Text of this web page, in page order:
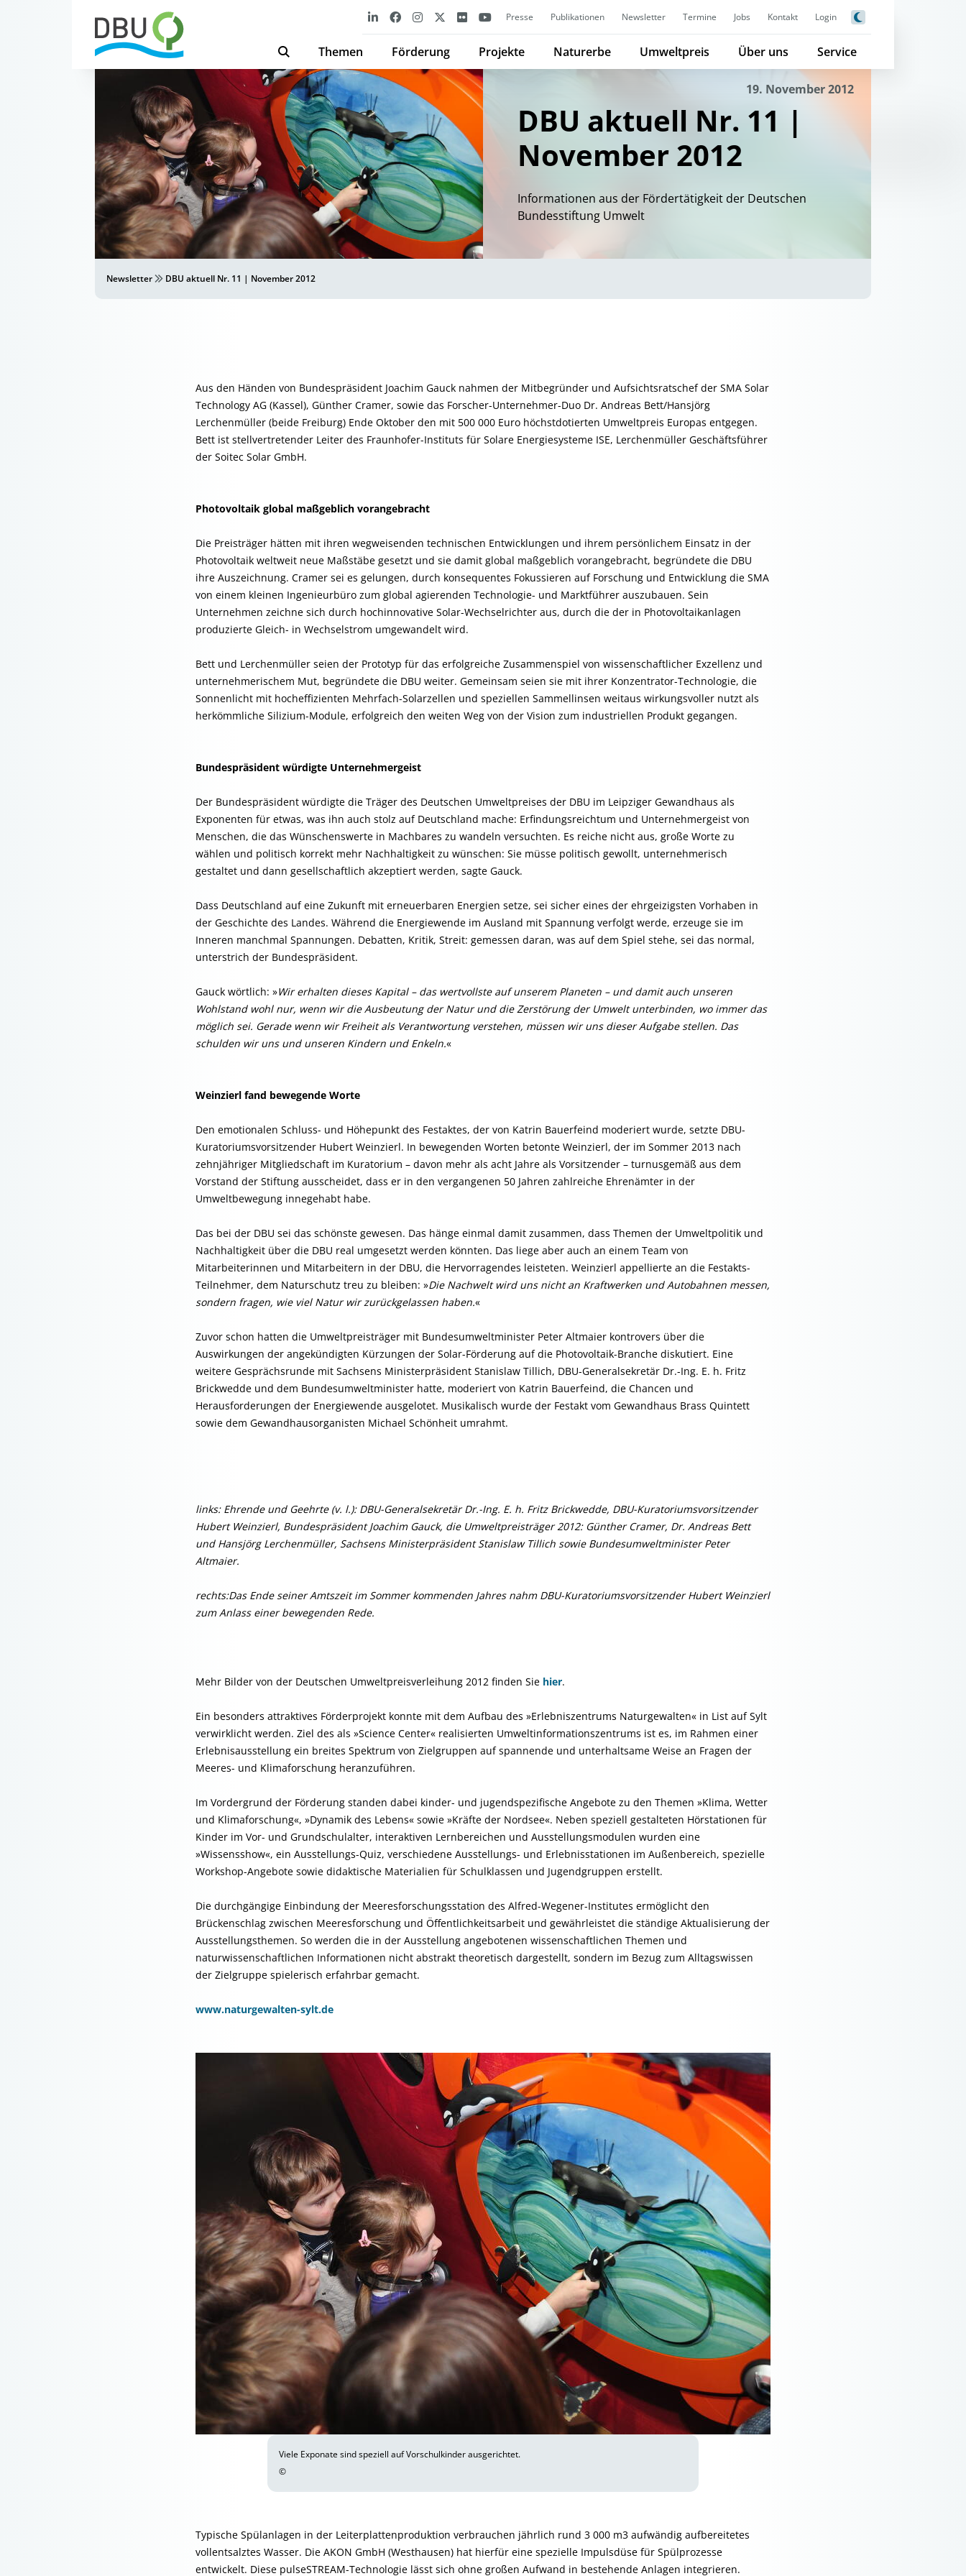
Presse Publikationen Newsletter Termine Jobs Kontakt Login
Themen Förderung Projekte Naturerbe Umweltpreis Über uns Service
19. November 2012
DBU aktuell Nr. 11 |
November 2012
Informationen aus der Fördertätigkeit der Deutschen
Bundesstiftung Umwelt
Newsletter DBU aktuell Nr. 11 | November 2012
Aus den Händen von Bundespräsident Joachim Gauck nahmen der Mitbegründer und Aufsichtsratschef der SMA Solar
Technology AG (Kassel), Günther Cramer, sowie das Forscher-Unternehmer-Duo Dr. Andreas Bett/Hansjörg
Lerchenmüller (beide Freiburg) Ende Oktober den mit 500 000 Euro höchstdotierten Umweltpreis Europas entgegen.
Bett ist stellvertretender Leiter des Fraunhofer-Instituts für Solare Energiesysteme ISE, Lerchenmüller Geschäftsführer
der Soitec Solar GmbH.
Photovoltaik global maßgeblich vorangebracht
Die Preisträger hätten mit ihren wegweisenden technischen Entwicklungen und ihrem persönlichem Einsatz in der
Photovoltaik weltweit neue Maßstäbe gesetzt und sie damit global maßgeblich vorangebracht, begründete die DBU
ihre Auszeichnung. Cramer sei es gelungen, durch konsequentes Fokussieren auf Forschung und Entwicklung die SMA
von einem kleinen Ingenieurbüro zum global agierenden Technologie- und Marktführer auszubauen. Sein
Unternehmen zeichne sich durch hochinnovative Solar-Wechselrichter aus, durch die der in Photovoltaikanlagen
produzierte Gleich- in Wechselstrom umgewandelt wird.
Bett und Lerchenmüller seien der Prototyp für das erfolgreiche Zusammenspiel von wissenschaftlicher Exzellenz und
unternehmerischem Mut, begründete die DBU weiter. Gemeinsam seien sie mit ihrer Konzentrator-Technologie, die
Sonnenlicht mit hocheffizienten Mehrfach-Solarzellen und speziellen Sammellinsen weitaus wirkungsvoller nutzt als
herkömmliche Silizium-Module, erfolgreich den weiten Weg von der Vision zum industriellen Produkt gegangen.
Bundespräsident würdigte Unternehmergeist
Der Bundespräsident würdigte die Träger des Deutschen Umweltpreises der DBU im Leipziger Gewandhaus als
Exponenten für etwas, was ihn auch stolz auf Deutschland mache: Erfindungsreichtum und Unternehmergeist von
Menschen, die das Wünschenswerte in Machbares zu wandeln versuchten. Es reiche nicht aus, große Worte zu
wählen und politisch korrekt mehr Nachhaltigkeit zu wünschen: Sie müsse politisch gewollt, unternehmerisch
gestaltet und dann gesellschaftlich akzeptiert werden, sagte Gauck.
Dass Deutschland auf eine Zukunft mit erneuerbaren Energien setze, sei sicher eines der ehrgeizigsten Vorhaben in
der Geschichte des Landes. Während die Energiewende im Ausland mit Spannung verfolgt werde, erzeuge sie im
Inneren manchmal Spannungen. Debatten, Kritik, Streit: gemessen daran, was auf dem Spiel stehe, sei das normal,
unterstrich der Bundespräsident.
Gauck wörtlich: »Wir erhalten dieses Kapital – das wertvollste auf unserem Planeten – und damit auch unseren
Wohlstand wohl nur, wenn wir die Ausbeutung der Natur und die Zerstörung der Umwelt unterbinden, wo immer das
möglich sei. Gerade wenn wir Freiheit als Verantwortung verstehen, müssen wir uns dieser Aufgabe stellen. Das
schulden wir uns und unseren Kindern und Enkeln.«
Weinzierl fand bewegende Worte
Den emotionalen Schluss- und Höhepunkt des Festaktes, der von Katrin Bauerfeind moderiert wurde, setzte DBU-
Kuratoriumsvorsitzender Hubert Weinzierl. In bewegenden Worten betonte Weinzierl, der im Sommer 2013 nach
zehnjähriger Mitgliedschaft im Kuratorium – davon mehr als acht Jahre als Vorsitzender – turnus­gemäß aus dem
Vorstand der Stiftung ausscheidet, dass er in den vergangenen 50 Jahren zahlreiche Ehrenämter in der
Umweltbewegung innegehabt habe.
Das bei der DBU sei das schönste gewesen. Das hänge einmal damit zusammen, dass Themen der Umweltpolitik und
Nachhaltigkeit über die DBU real umgesetzt werden könnten. Das liege aber auch an einem Team von
Mitarbeiterinnen und Mitarbeitern in der DBU, die Hervorragendes leisteten. Weinzierl appellierte an die Festakts-
Teilnehmer, dem Naturschutz treu zu bleiben: »Die Nachwelt wird uns nicht an Kraftwerken und Autobahnen messen,
sondern fragen, wie viel Natur wir zurückgelassen haben.«
Zuvor schon hatten die Umweltpreisträger mit Bundesumweltminister Peter Altmaier kontrovers über die
Auswirkungen der angekündigten Kürzungen der Solar-Förderung auf die Photovoltaik-Branche diskutiert. Eine
weitere Gesprächsrunde mit Sachsens Ministerpräsident Stanislaw Tillich, DBU-Generalsekretär Dr.-Ing. E. h. Fritz
Brickwedde und dem Bundesumweltminister hatte, moderiert von Katrin Bauerfeind, die Chancen und
Herausforderungen der Energiewende ausgelotet. Musikalisch wurde der Festakt vom Gewandhaus Brass Quintett
sowie dem Gewandhausorganisten Michael Schönheit umrahmt.
links: Ehrende und Geehrte (v. l.): DBU-Generalsekretär Dr.-Ing. E. h. Fritz Brickwedde, DBU-Kuratoriumsvorsitzender
Hubert Weinzierl, Bundes­präsident Joachim Gauck, die Umweltpreisträger 2012: Günther Cramer, Dr. Andreas Bett
und Hansjörg Lerchenmüller, Sachsens Ministerpräsident Stanislaw Tillich sowie Bundesumweltminister Peter
Altmaier.
rechts:Das Ende seiner Amtszeit im Sommer kommenden Jahres nahm DBU-Kuratoriumsvorsitzender Hubert Weinzierl
zum Anlass einer bewegenden Rede.
Mehr Bilder von der Deutschen Umweltpreisverleihung 2012 finden Sie hier.
Ein besonders attraktives Förderprojekt konnte mit dem Aufbau des »Erlebniszentrums Naturgewalten« in List auf Sylt
verwirklicht werden. Ziel des als »Science Center« realisierten Umwelt­informationszentrums ist es, im Rahmen einer
Erlebnisausstellung ein breites Spektrum von Zielgruppen auf spannende und unterhaltsame Weise an Fragen der
Meeres- und Klimaforschung heranzuführen.
Im Vordergrund der Förderung standen dabei kinder- und jugendspezifische Angebote zu den Themen »Klima, Wetter
und Klimaforschung«, »Dynamik des Lebens« sowie »Kräfte der Nordsee«. Neben speziell gestalteten Hörstationen für
Kinder im Vor- und Grundschulalter, interaktiven Lernbereichen und Ausstellungsmodulen wurden eine
»Wissensshow«, ein Ausstellungs-Quiz, verschiedene Ausstellungs- und Erlebnis­stationen im Außenbereich, spezielle
Workshop-Angebote sowie didaktische Materialien für Schulklassen und Jugend­gruppen erstellt.
Die durchgängige Einbindung der Meeresforschungsstation des Alfred-Wegener-Institutes ermöglicht den
Brückenschlag zwischen Meeres­forschung und Öffentlichkeitsarbeit und gewährleistet die ständige Aktualisierung der
Ausstellungsthemen. So werden die in der Ausstellung angebotenen wissenschaftlichen Themen und
naturwissenschaftlichen Informationen nicht abstrakt theoretisch dargestellt, sondern im Bezug zum Alltagswissen
der Zielgruppe spielerisch erfahrbar gemacht.
www.naturgewalten-sylt.de
Viele Exponate sind speziell auf Vorschulkinder ausgerichtet.
©
Typische Spülanlagen in der Leiterplatten­produktion verbrauchen jährlich rund 3 000 m3 aufwändig aufbereitetes
vollentsalztes Wasser. Die AKON GmbH (Westhausen) hat hierfür eine spezielle Impulsdüse für Spülprozesse
entwickelt. Diese pulseSTREAM-Technologie lässt sich ohne großen Aufwand in bestehende Anlagen integrieren.